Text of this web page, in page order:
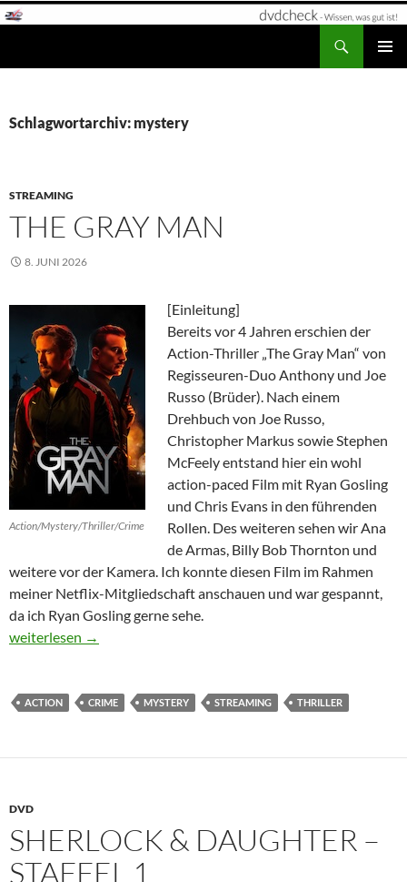
Zum
Schlagwortarchiv: mystery
STREAMING
THE GRAY MAN
8. JUNI 2026
Action/Mystery/Thriller/Crime
[Einleitung]
Bereits vor 4 Jahren erschien der
Action-Thriller „The Gray Man“ von
Regisseuren-Duo Anthony und Joe
Russo (Brüder). Nach einem
Drehbuch von Joe Russo,
Christopher Markus sowie Stephen
McFeely entstand hier ein wohl
action-paced Film mit Ryan Gosling
und Chris Evans in den führenden
Rollen. Des weiteren sehen wir Ana
de Armas, Billy Bob Thornton und
weitere vor der Kamera. Ich konnte diesen Film im Rahmen
meiner Netflix-Mitgliedschaft anschauen und war gespannt,
da ich Ryan Gosling gerne sehe.
The Gray Man
weiterlesen →
ACTION CRIME MYSTERY STREAMING THRILLER
DVD
SHERLOCK & DAUGHTER –
STAFFEL 1